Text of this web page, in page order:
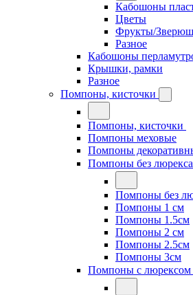
Кабошоны
Цветы
Фрукты/
Разное
Кабошоны
Крышки, рамки
Разное
Помпоны, кисточки
Помпоны, кисточки
Помпоны меховые
Помпоны
Помпоны без люрекса
Помпоны без
Помпоны 1 см
Помпоны 1.5см
Помпоны 2 см
Помпоны 2.5см
Помпоны 3см
Помпоны с люрексом